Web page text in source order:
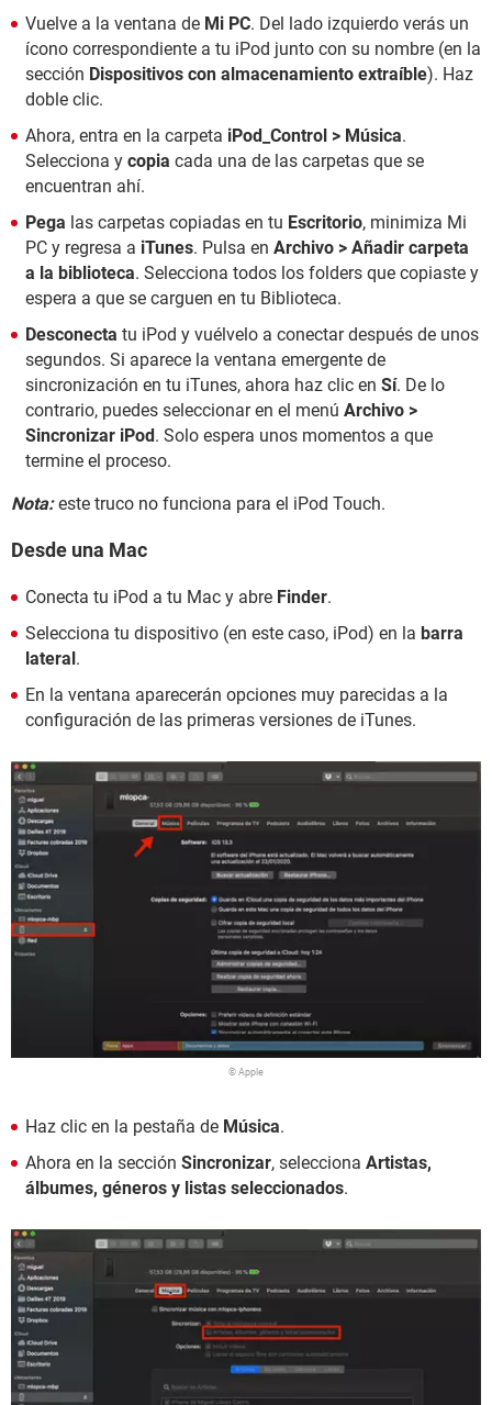
Vuelve a la ventana de Mi PC. Del lado izquierdo verás un
ícono correspondiente a tu iPod junto con su nombre (en la
sección Dispositivos con almacenamiento extraíble). Haz
doble clic.
Ahora, entra en la carpeta iPod_Control > Música.
Selecciona y copia cada una de las carpetas que se
encuentran ahí.
Pega las carpetas copiadas en tu Escritorio, minimiza Mi
PC y regresa a iTunes. Pulsa en Archivo > Añadir carpeta
a la biblioteca. Selecciona todos los folders que copiaste y
espera a que se carguen en tu Biblioteca.
Desconecta tu iPod y vuélvelo a conectar después de unos
segundos. Si aparece la ventana emergente de
sincronización en tu iTunes, ahora haz clic en Sí. De lo
contrario, puedes seleccionar en el menú Archivo >
Sincronizar iPod. Solo espera unos momentos a que
termine el proceso.
Nota:este truco no funciona para el iPod Touch.
Desde una Mac
Conecta tu iPod a tu Mac y abre Finder.
Selecciona tu dispositivo (en este caso, iPod) en la barra
lateral.
En la ventana aparecerán opciones muy parecidas a la
configuración de las primeras versiones de iTunes.
© Apple
Haz clic en la pestaña de Música.
Ahora en la sección Sincronizar, selecciona Artistas,
álbumes, géneros y listas seleccionados.